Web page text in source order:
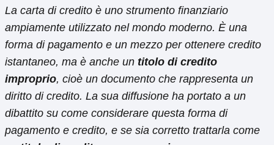
La carta di credito è uno strumento finanziario
ampiamente utilizzato nel mondo moderno. È una
forma di pagamento e un mezzo per ottenere credito
istantaneo, ma è anche un titolo di credito
improprio, cioè un documento che rappresenta un
diritto di credito. La sua diffusione ha portato a un
dibattito su come considerare questa forma di
pagamento e credito, e se sia corretto trattarla come